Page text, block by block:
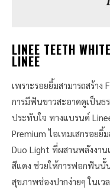
LINEE TEETH
LINEE
เพราะรอยยิ้มสามารถสร้า
การมีฟันขาวสะอาดดูเป็นธ
ประทับใจ ทางแบรนด์
Premium ไอเทมเสกรอย
Duo Light ที่ผสานพลังงาน
สีแดง ช่วยให้การฟอกฟัน
สุขภาพช่องปากง่ายๆ ในเว